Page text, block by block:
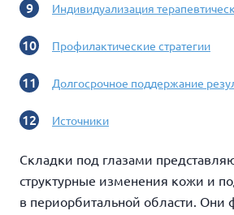
Индивидуализация
Профилактические стратегии
Долгосрочное поддержание
Источники
Складки под глазами
структурные изменения кожи и
в периорбитальной области. Они